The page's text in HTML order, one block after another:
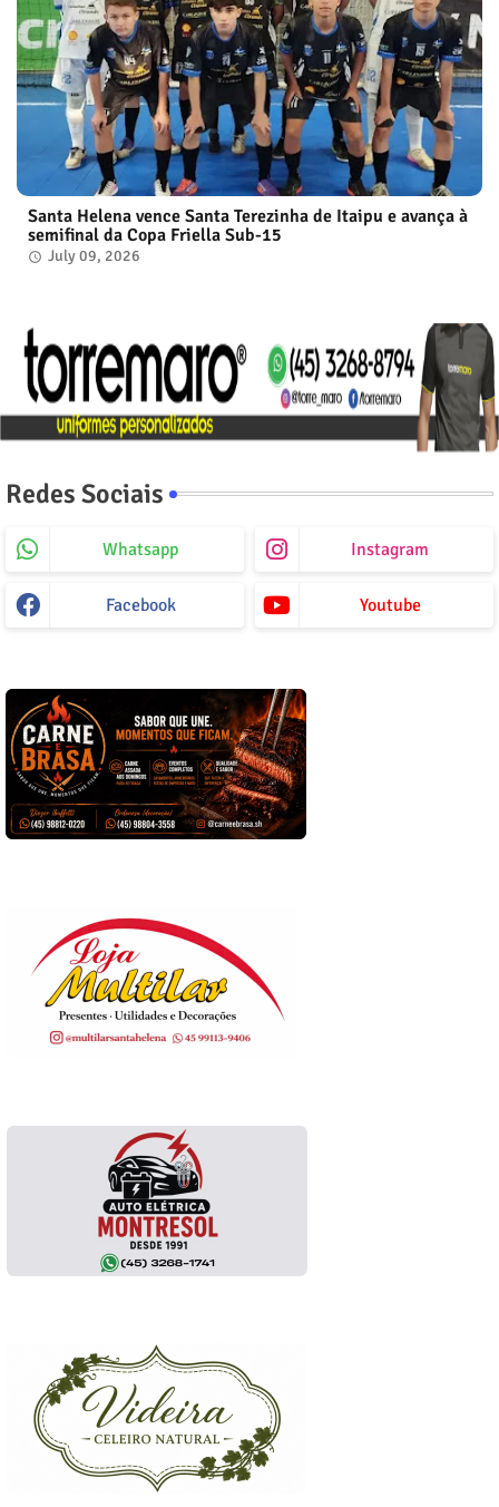
Santa Helena vence Santa Terezinha de Itaipu e avança à
semifinal da Copa Friella Sub-15
July 09, 2026
Redes Sociais
Whatsapp Instagram
Facebook Youtube